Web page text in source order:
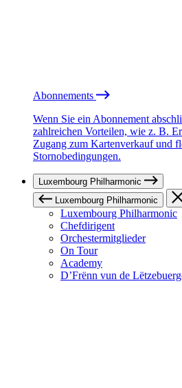
Abonnements
Wenn Sie ein Abonnement
zahlreichen Vorteilen, wie z. B.
Zugang zum Kartenverkauf und
Stornobedingungen.
Luxembourg Philharmonic
Luxembourg Philharmonic
Luxembourg Philharmonic
Chefdirigent
Orchestermitglieder
On Tour
Academy
D’Frënn vun de